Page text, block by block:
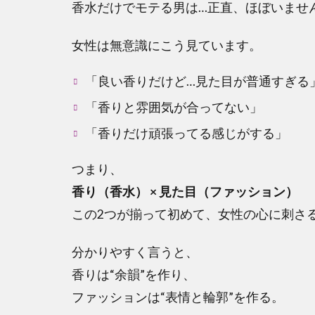
香水だけでモテる男は…正直、ほぼいませ
女性は無意識にこう見ています。
「良い香りだけど…見た目が普通すぎる」
「香りと雰囲気が合ってない」
「香りだけ頑張ってる感じがする」
つまり、
香り（香水） × 見た目（ファッション）
この2つが揃って初めて、女性の心に刺さる
分かりやすく言うと、
香りは“余韻”を作り、
ファッションは“表情と輪郭”を作る。